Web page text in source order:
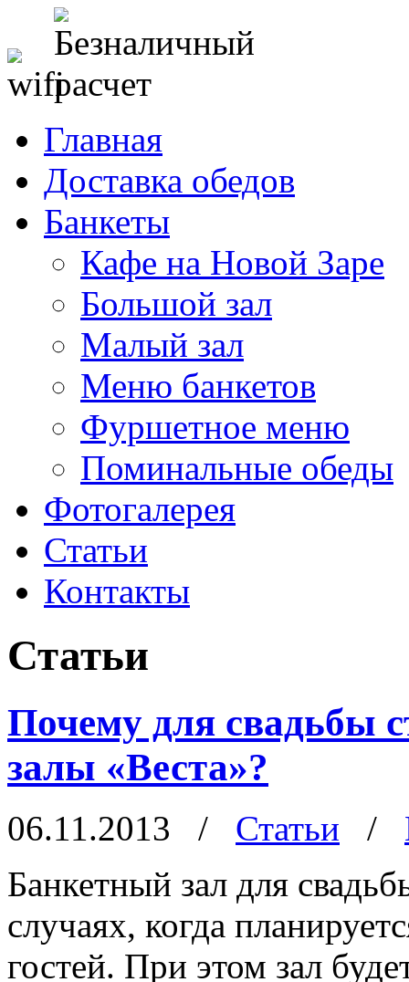
Главная
Доставка обедов
Банкеты
Кафе на Новой Заре
Большой зал
Малый зал
Меню банкетов
Фуршетное меню
Поминальные обеды
Фотогалерея
Статьи
Контакты
Статьи
Почему для свадьбы
залы «Веста»?
06.11.2013 / Статьи /
Банкетный зал для
случаях, когда
гостей. При этом зал